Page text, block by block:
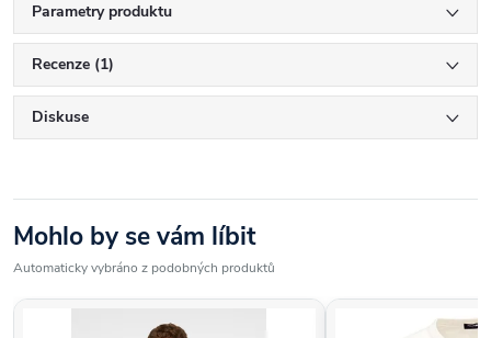
Parametry produktu
Recenze (1)
Diskuse
Mohlo by se vám líbit
Automaticky vybráno z podobných produktů